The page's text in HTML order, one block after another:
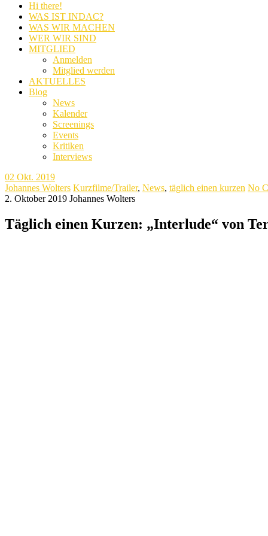
Hi there!
WAS IST INDAC?
WAS WIR MACHEN
WER WIR SIND
MITGLIED
Anmelden
Mitglied werden
AKTUELLES
Blog
News
Kalender
Screenings
Events
Kritiken
Interviews
02 Okt. 2019
Johannes Wolters Kurzfilme/Trailer, News, täglich einen kurzen No
2. Oktober 2019 Johannes Wolters
Täglich einen Kurzen: „Interlude“ von